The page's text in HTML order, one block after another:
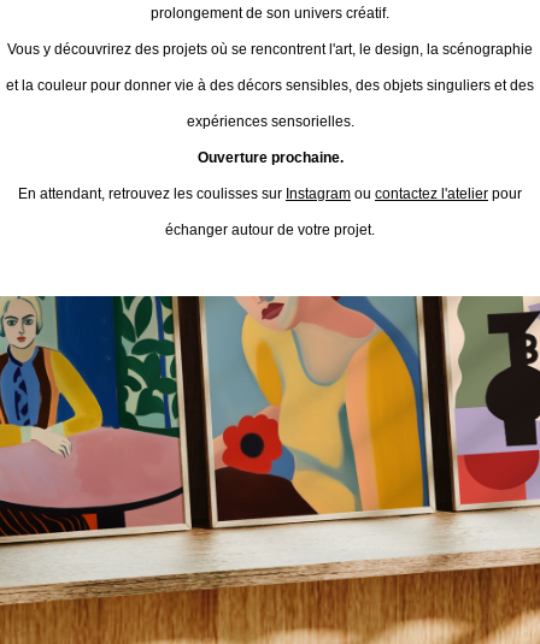
prolongement de son univers créatif.
Vous y découvrirez des projets où se rencontrent l'art, le design, la scénographie
et la couleur pour donner vie à des décors sensibles, des objets singuliers et des
expériences sensorielles.
Ouverture prochaine.
En attendant, retrouvez les coulisses sur Instagram ou contactez l'atelier pour
échanger autour de votre projet.